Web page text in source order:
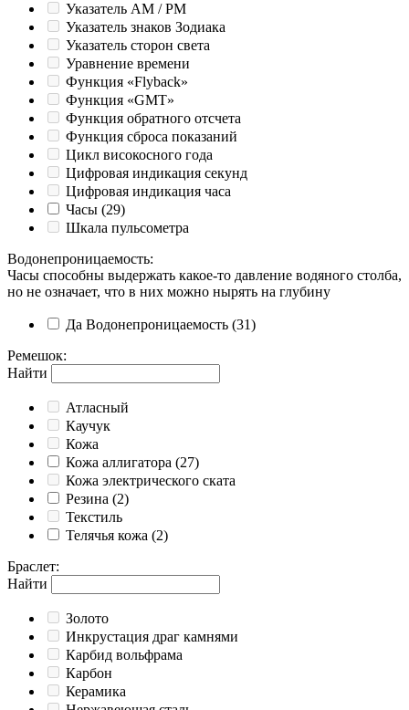
Указатель AM / PM
Указатель знаков Зодиака
Указатель сторон света
Уравнение времени
Функция «Flyback»
Функция «GMT»
Функция обратного отсчета
Функция сброса показаний
Цикл високосного года
Цифровая индикация секунд
Цифровая индикация часа
Часы (29)
Шкала пульсометра
Водонепроницаемость:
Часы способны выдержать какое-то давление водяного столба,
но не означает, что в них можно нырять на глубину
Да Водонепроницаемость (31)
Ремешок:
Найти
Атласный
Каучук
Кожа
Кожа аллигатора (27)
Кожа электрического ската
Резина (2)
Текстиль
Телячья кожа (2)
Браслет:
Найти
Золото
Инкрустация драг камнями
Карбид вольфрама
Карбон
Керамика